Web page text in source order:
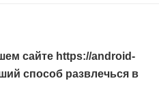
сайте https://android-
способ развлечься в